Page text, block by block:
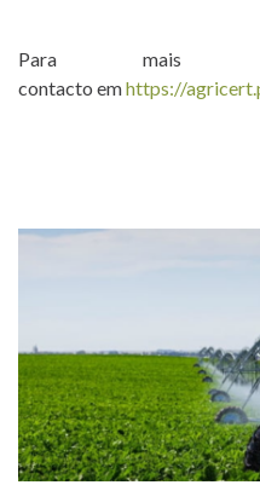
Para mais
contacto emhttps://